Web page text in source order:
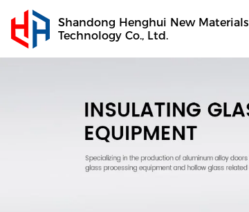
Shandong Henghui New Materials
Technology Co., Ltd.